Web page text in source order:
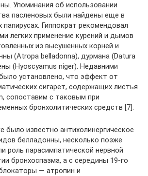
Упоминания об использовании
пасленовых были найдены еще в
папирусах. Гиппократ рекомендовал
легких применение курений и дымов
из высушенных корней и
(Atropa belladonna), дурмана (Datura
(Hyoscyamus niger). Недавними
установлено, что эффект от
сигарет, содержащих листья
сопоставим с таковым при
бронхолитических средств [7].
было известно антихолинергическое
белладонны, несколько позже
роль парасимпатической нервной
бронхоспазма, а с середины 19-го
— атропин и